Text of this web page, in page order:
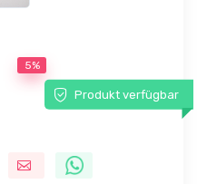
5%
Produkt verfügbar